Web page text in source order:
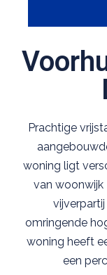
Prachtige
woning ligt
van woonwijk
omringende
woning heeft
een